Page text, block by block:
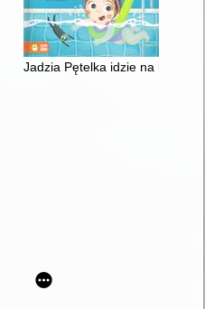
Jadzia Pętelka idzie na basen